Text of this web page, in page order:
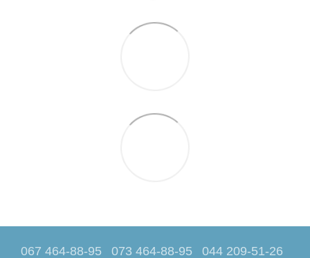
067 464-88-95 073 464-88-95 044 209-51-26